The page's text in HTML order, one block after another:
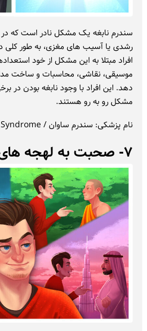
سندرم نابغه یک مشکل نادر است که در
رشدی یا آسیب های مغزی، به طور
افراد مبتلا به این مشکل از خود
موسیقی، نقاشی، محاسبات و ساخت
دهد. این افراد با وجود نابغه بودن در
مشکل رو به رو هستند.
نام پزشکی: سندرم ساوان / Savant Syndrome
۷- صحبت به لهجه های خارجی